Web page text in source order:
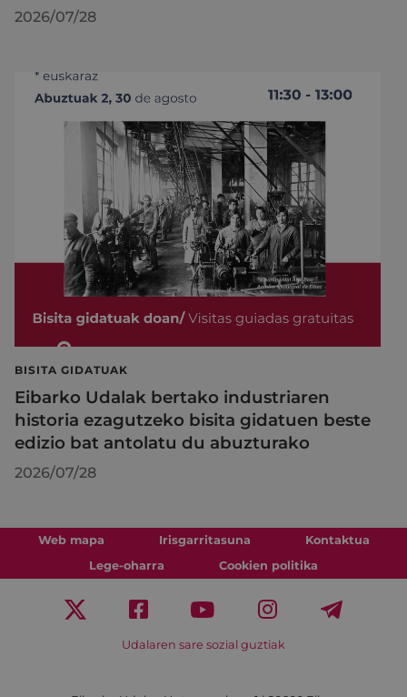
2026/07/28
BISITA GIDATUAK
Eibarko Udalak bertako industriaren
historia ezagutzeko bisita gidatuen beste
edizio bat antolatu du abuzturako
2026/07/28
Web mapa Irisgarritasuna
Kontaktua
Lege-oharra
Cookien politika
Udalaren sare sozial guztiak